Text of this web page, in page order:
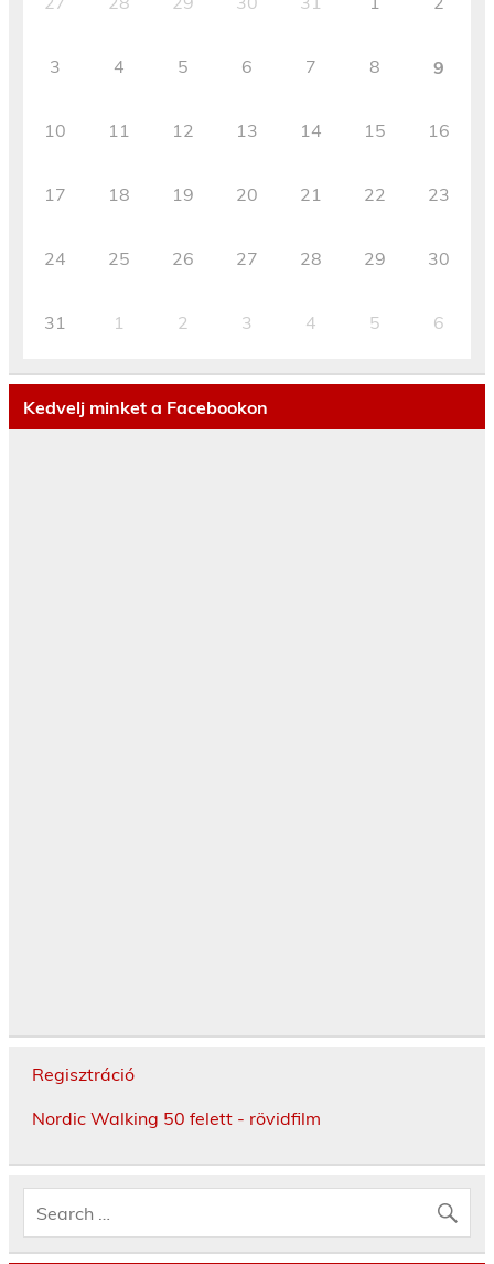
3 4 5 6 7 8 9
10 11 12 13 14 15 16
17 18 19 20 21 22 23
24 25 26 27 28 29 30
31 1 2 3 4 5 6
Kedvelj minket a Facebookon
Regisztráció
Nordic Walking 50 felett - rövidfilm